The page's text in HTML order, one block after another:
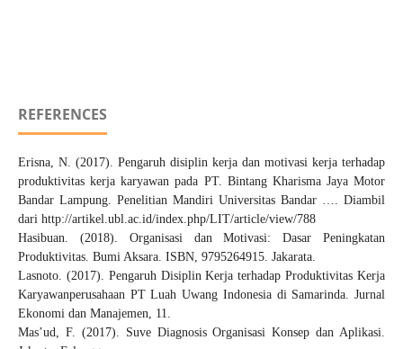
REFERENCES
Erisna, N. (2017). Pengaruh disiplin kerja dan motivasi kerja terhadap
produktivitas kerja karyawan pada PT. Bintang Kharisma Jaya Motor
Bandar Lampung. Penelitian Mandiri Universitas Bandar …. Diambil
dari http://artikel.ubl.ac.id/index.php/LIT/article/view/788
Hasibuan. (2018). Organisasi dan Motivasi: Dasar Peningkatan
Produktivitas. Bumi Aksara. ISBN, 9795264915. Jakarata.
Lasnoto. (2017). Pengaruh Disiplin Kerja terhadap Produktivitas Kerja
Karyawanperusahaan PT Luah Uwang Indonesia di Samarinda. Jurnal
Ekonomi dan Manajemen, 11.
Mas’ud, F. (2017). Suve Diagnosis Organisasi Konsep dan Aplikasi.